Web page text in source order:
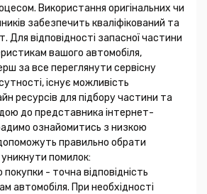
Використання оригінальних чи
забезпечить кваліфікований та
Для відповідності запасної частини
вашого автомобіля,
за все переглянути сервісну
існує можливість
ресурсів для підбору частини та
до представника інтернет-
ознайомитись з низкою
правильно обрати
уникнути помилок:
- точна відповідність
автомобіля. При необхідності